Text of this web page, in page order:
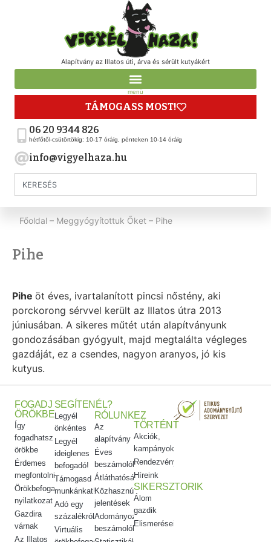
Alapítvány az Illatos úti, árva és sérült kutyákért
menü
TÁMOGASS MOST!
06 20 9344 826
hétfőtől-csütörtökig: 10-17 óráig, pénteken 10-14 óráig
info@vigyelhaza.hu
Főoldal – Meggyógyítottuk Őket – Pihe
Pihe
Pihe öt éves, ivartalanított pincsi nőstény, aki
porckorong sérvvel került az Illatos útra 2013
júniusában. A sikeres műtét után alapítványunk
gondozásában gyógyult, majd megtalálta végleges
gazdáját, ez a csendes, nagyon aranyos, jó kis
kutyus.
FOGADJ
ÖRÖKBE
Így
fogadhatsz
örökbe
Érdemes
megfontolni
Örökbefogadói
nyilatkozat
Gazdira
várnak
Az Illatos
SEGÍTENÉL?
Legyél
önkéntes
Legyél
ideiglenes
befogadó!
Támogasd
munkánkat!
Adó egy
százalékról
Virtuális
RÓLUNK
Az
alapítvány
Éves
beszámolók
Átláthatóság
Közhasznúsági
jelentések
Adományozási
beszámolók
EZ
TÖRTÉNT
Akciók,
kampányok
Rendezvényeink
Híreink
SIKERSZTORIK
Álom
gazdik
Elismeréseink